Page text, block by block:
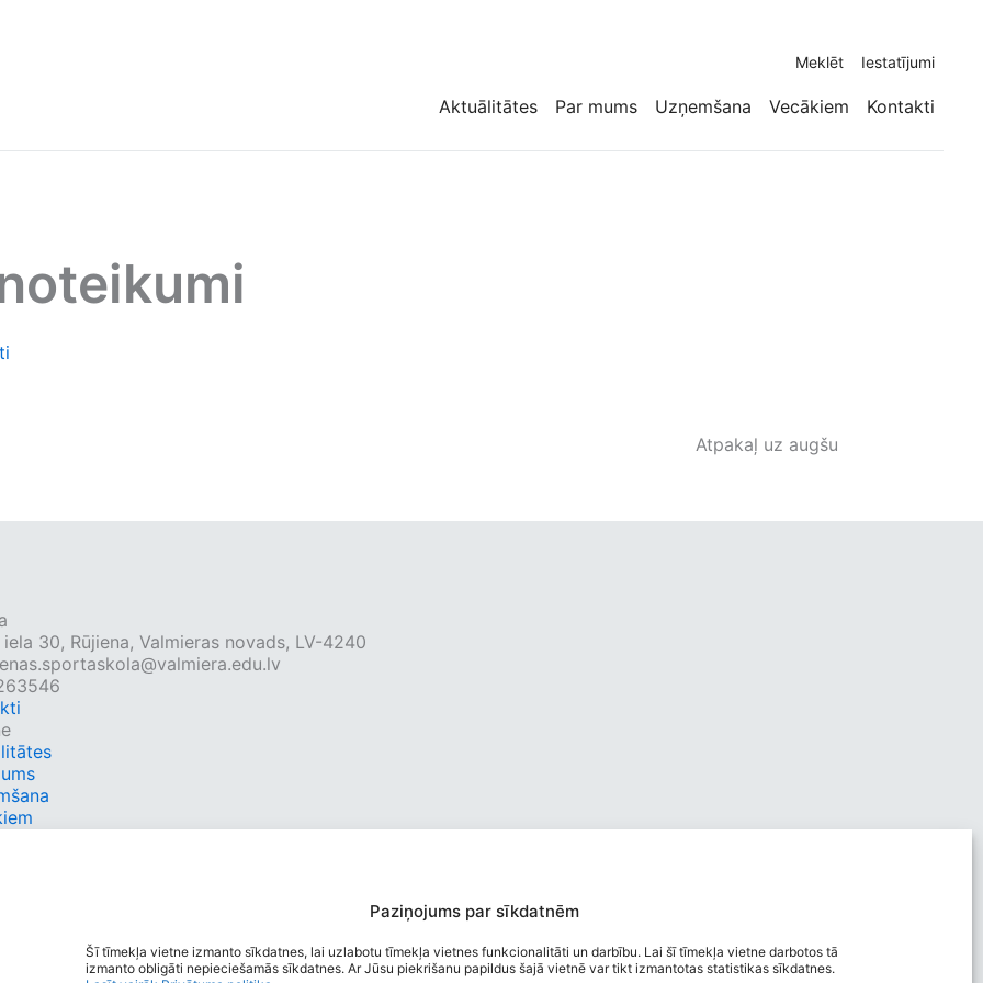
Paziņojums par sīkdatnēm
Šī tīmekļa vietne izmanto sīkdatnes, lai uzlabotu tīmekļa vietnes funkcionalitāti un darbību. Lai šī tīmekļa vietne darbotos tā
izmanto obligāti nepieciešamās sīkdatnes. Ar Jūsu piekrišanu papildus šajā vietnē var tikt izmantotas statistikas sīkdatnes.
Meklēt Iestatījumi
Aktuālitātes Par mums Uzņemšana Vecākiem Kontakti
Atpakaļ uz augšu
iela 30, Rūjiena, Valmieras novads, LV-4240
grafiks
tīkli